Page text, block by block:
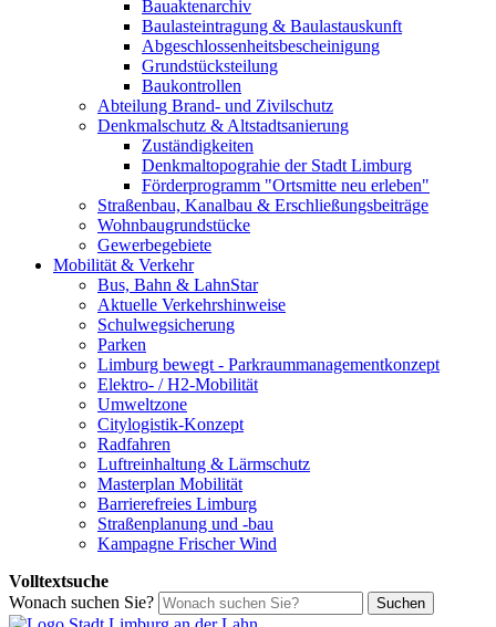
Bauaktenarchiv
Baulasteintragung & Baulastauskunft
Abgeschlossenheitsbescheinigung
Grundstücksteilung
Baukontrollen
Abteilung Brand- und Zivilschutz
Denkmalschutz & Altstadtsanierung
Zuständigkeiten
Denkmaltopograhie der Stadt Limburg
Förderprogramm "Ortsmitte neu erleben"
Straßenbau, Kanalbau & Erschließungsbeiträge
Wohnbaugrundstücke
Gewerbegebiete
Mobilität & Verkehr
Bus, Bahn & LahnStar
Aktuelle Verkehrshinweise
Schulwegsicherung
Parken
Limburg bewegt - Park­raum­management­konzept
Elektro- / H2-Mobilität
Umweltzone
Citylogistik-Konzept
Radfahren
Luftreinhaltung & Lärmschutz
Masterplan Mobilität
Barrierefreies Limburg
Straßenplanung und -bau
Kampagne Frischer Wind
Volltextsuche
Wonach suchen Sie?
Suchen